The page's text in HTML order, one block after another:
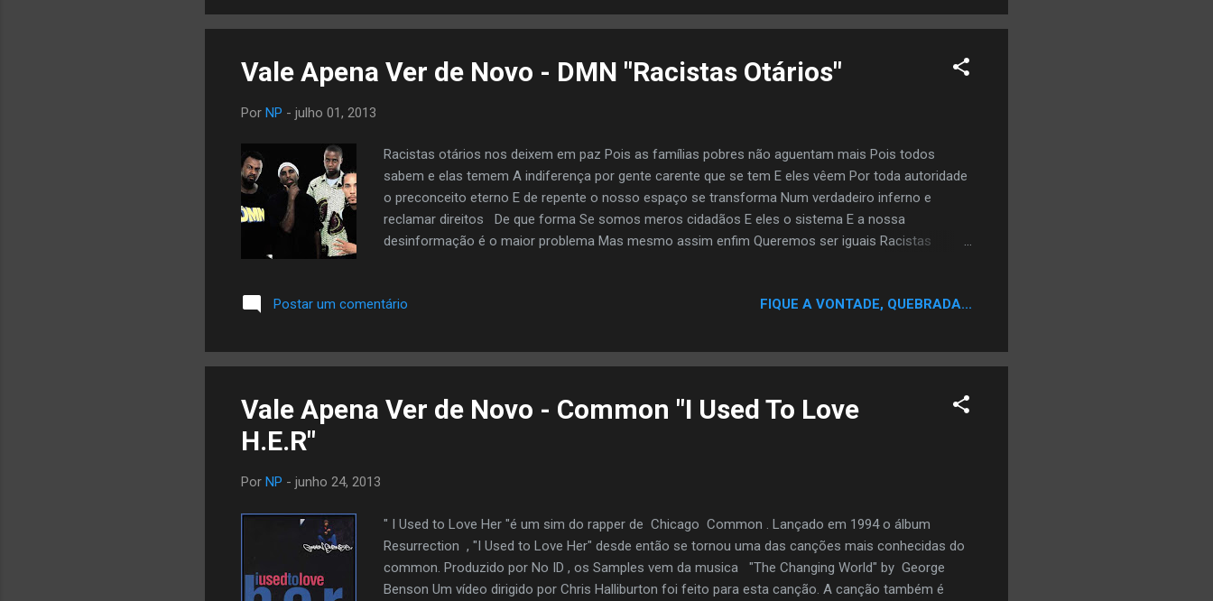
incluindo Amel Larrieux , Ang...
Vale Apena Ver de Novo - DMN "Racistas Otários"
Por NP - julho 01, 2013
Racistas otários nos deixem em paz Pois as famílias pobres não aguentam mais Pois todos
sabem e elas temem A indiferença por gente carente que se tem E eles vêem Por toda autoridade
o preconceito eterno E de repente o nosso espaço se transforma Num verdadeiro inferno e
reclamar direitos De que forma Se somos meros cidadãos E eles o sistema E a nossa
desinformação é o maior problema Mas mesmo assim enfim Queremos ser iguais Racistas
Tornam bandidos os que eram pessoas de bem Pois já é tão claro que é mais fácil dizer Que eles
caso haverá sempre uma desculpa O abuso é demais Pra eles tanto faz Não passará de simples
fotos nos jornais ...
Postar um comentário FIQUE A VONTADE, QUEBRADA...
Vale Apena Ver de Novo - Common "I Used To Love
H.E.R"
Por NP - junho 24, 2013
" I Used to Love Her "é um sim do rapper de Chicago Common . Lançado em 1994 o álbum
Resurrection , "I Used to Love Her" desde então se tornou uma das canções mais conhecidas do
common. Produzido por No ID , os Samples vem da musica "The Changing World" by George
Benson Um vídeo dirigido por Chris Halliburton foi feito para esta canção. A canção também é